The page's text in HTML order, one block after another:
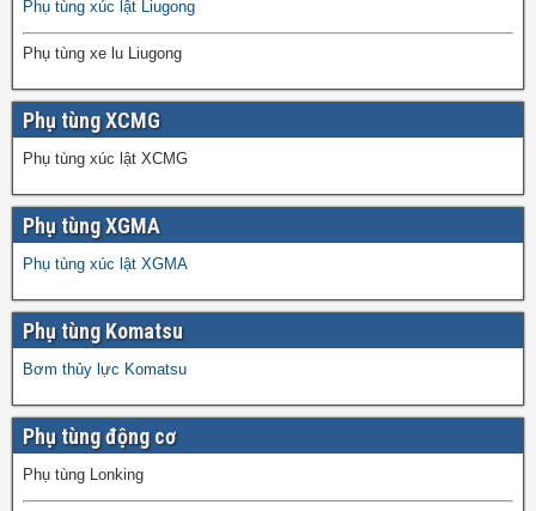
Phụ tùng xúc lật Liugong
Phụ tùng xe lu Liugong
Phụ tùng XCMG
Phụ tùng xúc lật XCMG
Phụ tùng XGMA
Phụ tùng xúc lật XGMA
Phụ tùng Komatsu
Bơm thủy lực Komatsu
Phụ tùng động cơ
Phụ tùng Lonking